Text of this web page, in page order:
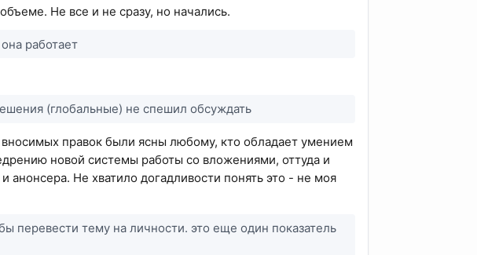
Не все и не сразу, но начались.
работает
(глобальные) не спешил обсуждать
правок были ясны любому, кто обладает умением
новой системы работы со вложениями, оттуда и
анонсера. Не хватило догадливости понять это - не моя
перевести тему на личности. это еще один показатель